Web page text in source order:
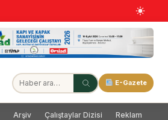
E-Gazete
Arşiv Çalıştaylar Dizisi Reklam